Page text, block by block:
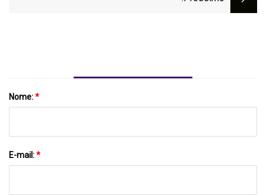
Nome:*
E-mail:*